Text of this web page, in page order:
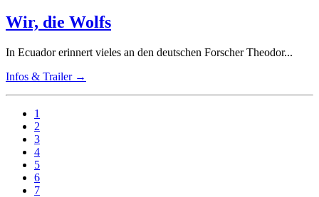
Wir, die Wolfs
In Ecuador erinnert vieles an den deutschen Forscher Theodor...
Infos & Trailer →
1
2
3
4
5
6
7